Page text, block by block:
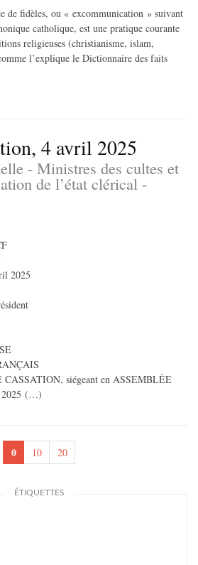
de fidèles, ou « excommunication » suivant
catholique, est une pratique courante
religieuses (christianisme, islam,
l’explique le Dictionnaire des faits
4 avril 2025
- Ministres des cultes et
de l’état clérical -
2025
siégeant en ASSEMBLÉE
2025 (…)
0 10 20
ÉTIQUETTES